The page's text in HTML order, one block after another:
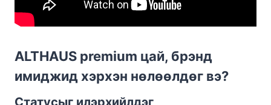
ALTHAUS premium цай, брэнд
имиджид хэрхэн нөлөөлдөг вэ?
Статусыг илэрхийлдэг